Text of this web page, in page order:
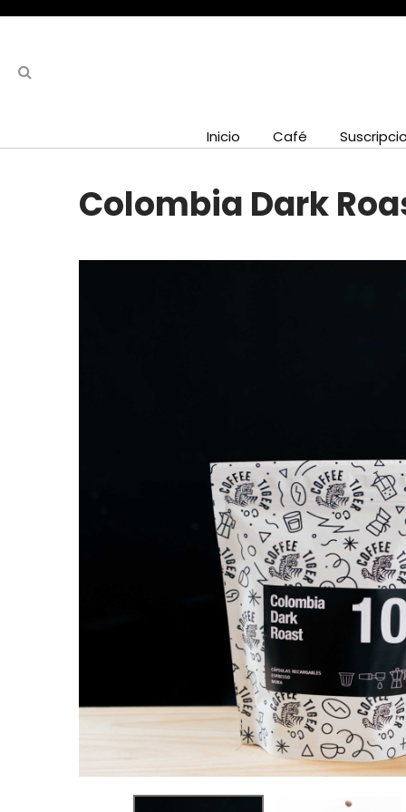
Inicio Café
Colombia Dark